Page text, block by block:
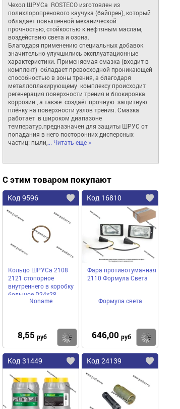
Чехол ШРУСа  ROSTECO изготовлен из
полихлоропренового каучука (байпрен), который
обладает повышенной механической
прочностью, стойкостью к нефтяным маслам,
воздействию света и озона.
Благодаря применению специальных добавок
значительно улучшились эксплуатационные
характеристики. Применяемая смазка (входит в
комплект)  обладает превосходной проникающей
способностью в зоны трения, а благодаря
металлоплакирующему  комплексу происходит
регенерация поверхности трения и блокировка
коррозии , а также  создаёт прочную  защитную
плёнку на поверхности узлов трения. Смазка
работает  в широком диапазоне
температур.предназначен для защиты ШРУС от
попадания в него посторонних дисперсных
частиц: пыли, ... Читать еще >
С этим товаром покупают
Код 9596
Кольцо ШРУСа 2108
2121 стопорное
внутреннего в коробку
большое D24х28
Noname
8,55 руб Купить
Код 16810
Фара противотуманная
2110 Формула Света
Формула света
646,00 руб
Код 31449 Код 24139